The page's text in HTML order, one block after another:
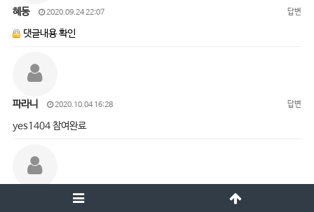
혜동 2020.09.24 22:07 답변
댓글내용 확인
파라니 2020.10.04 16:28 답변
yes1404 참여완료
2020.10.05 15:01